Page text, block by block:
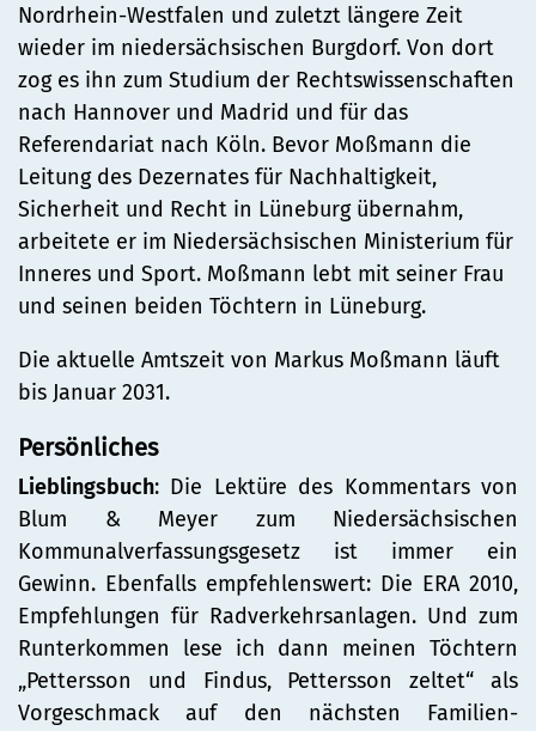
Nordrhein-Westfalen und zuletzt längere Zeit
wieder im niedersächsischen Burgdorf. Von dort
zog es ihn zum Studium der Rechtswissenschaften
nach Hannover und Madrid und für das
Referendariat nach Köln. Bevor Moßmann die
Leitung des Dezernates für Nachhaltigkeit,
Sicherheit und Recht in Lüneburg übernahm,
arbeitete er im Niedersächsischen Ministerium für
Inneres und Sport. Moßmann lebt mit seiner Frau
und seinen beiden Töchtern in Lüneburg.
Die aktuelle Amtszeit von Markus Moßmann läuft
bis Januar 2031.
Persönliches
Lieblingsbuch: Die Lektüre des Kommentars von
Blum & Meyer zum Niedersächsischen
Kommunalverfassungsgesetz ist immer ein
Gewinn. Ebenfalls empfehlenswert: Die ERA 2010,
Empfehlungen für Radverkehrsanlagen. Und zum
Runterkommen lese ich dann meinen Töchtern
„Pettersson und Findus, Pettersson zeltet“ als
Vorgeschmack auf den nächsten Familien-